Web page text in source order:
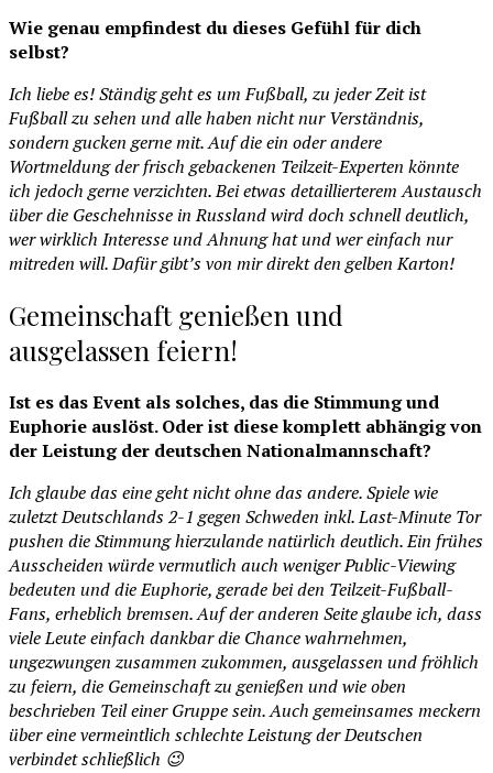
Wie genau empfindest du dieses Gefühl für dich
selbst?
Ich liebe es! Ständig geht es um Fußball, zu jeder Zeit ist
Fußball zu sehen und alle haben nicht nur Verständnis,
sondern gucken gerne mit. Auf die ein oder andere
Wortmeldung der frisch gebackenen Teilzeit-Experten könnte
ich jedoch gerne verzichten. Bei etwas detaillierterem Austausch
über die Geschehnisse in Russland wird doch schnell deutlich,
wer wirklich Interesse und Ahnung hat und wer einfach nur
mitreden will. Dafür gibt’s von mir direkt den gelben Karton!
Gemeinschaft genießen und
ausgelassen feiern!
Ist es das Event als solches, das die Stimmung und
Euphorie auslöst. Oder ist diese komplett abhängig von
der Leistung der deutschen Nationalmannschaft?
Ich glaube das eine geht nicht ohne das andere. Spiele wie
zuletzt Deutschlands 2-1 gegen Schweden inkl. Last-Minute Tor
pushen die Stimmung hierzulande natürlich deutlich. Ein frühes
Ausscheiden würde vermutlich auch weniger Public-Viewing
bedeuten und die Euphorie, gerade bei den Teilzeit-Fußball-
Fans, erheblich bremsen. Auf der anderen Seite glaube ich, dass
viele Leute einfach dankbar die Chance wahrnehmen,
ungezwungen zusammen zukommen, ausgelassen und fröhlich
zu feiern, die Gemeinschaft zu genießen und wie oben
beschrieben Teil einer Gruppe sein. Auch gemeinsames meckern
über eine vermeintlich schlechte Leistung der Deutschen
verbindet schließlich 😉